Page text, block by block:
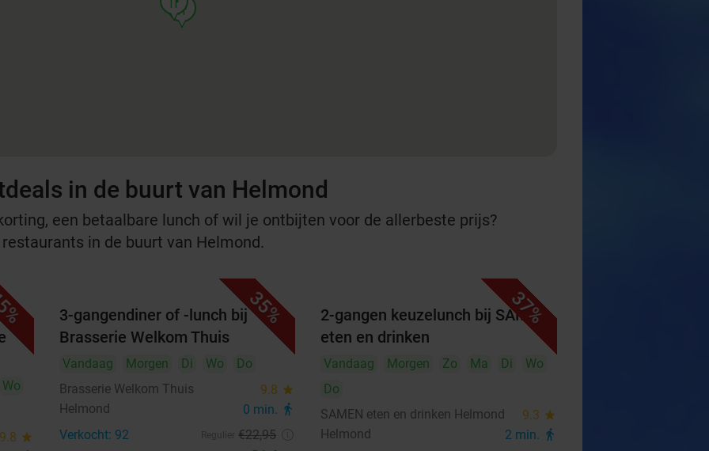
food
in de buurt van Helmond
een betaalbare lunch of wil je ontbijten voor de allerbeste prijs?
in de buurt van Helmond.
Wo
9.8 star
35%
3-gangendiner of -lunch bij
Brasserie Welkom Thuis
Vandaag Morgen Di Wo
Do
Brasserie Welkom Thuis
9.8 star
Helmond 0 min. directions_walk
Verkocht: 92 €22,95
37%
2-gangen keuzelunch bij SAMEN
eten en drinken
Vandaag Morgen Zo Ma Di
Wo
Do
SAMEN eten en drinken Helmond
9.3 star
Helmond 2 min. directions_walk